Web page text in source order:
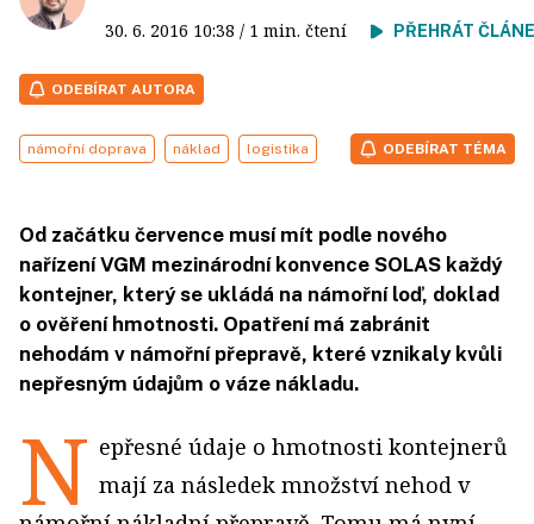
30. 6. 2016 10:38 / 1 min. čtení PŘEHRÁT
ODEBÍRAT AUTORA
námořní doprava náklad logistika ODEBÍRAT TÉMA
Od začátku července musí mít podle nového
nařízení VGM mezinárodní konvence SOLAS každý
kontejner, který se ukládá na námořní loď, doklad
o ověření hmotnosti. Opatření má zabránit
nehodám v námořní přepravě, které vznikaly kvůli
nepřesným údajům o váze nákladu.
N epřesné údaje o hmotnosti kontejnerů
mají za následek množství nehod v